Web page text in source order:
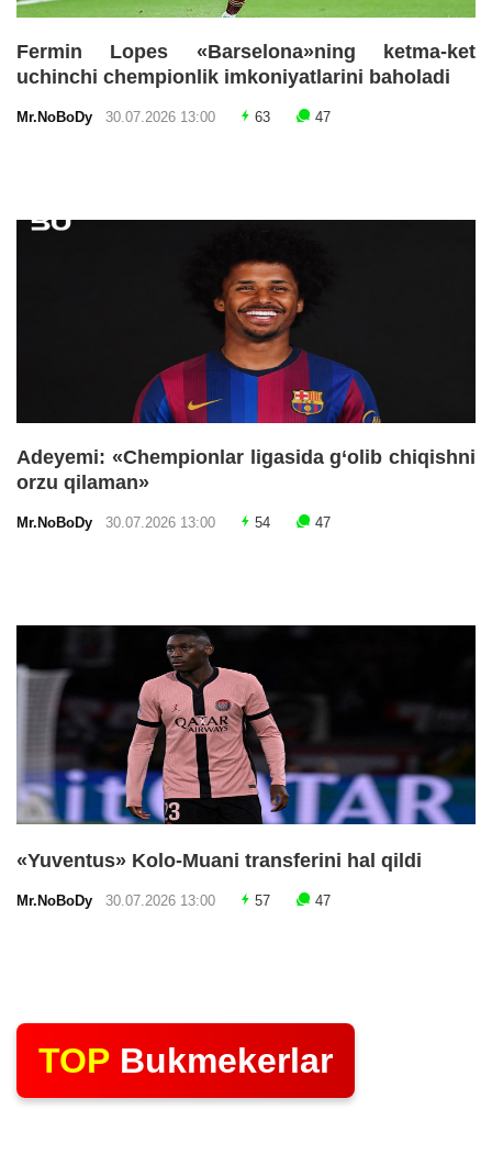
Fermin Lopes «Barselona»ning ketma-ket
uchinchi chempionlik imkoniyatlarini baholadi
Mr.NoBoDy 30.07.2026 13:00 63 47
Adeyemi: «Chempionlar ligasida g‘olib chiqishni
orzu qilaman»
Mr.NoBoDy 30.07.2026 13:00 54 47
«Yuventus» Kolo-Muani transferini hal qildi
Mr.NoBoDy 30.07.2026 13:00 57 47
TOP Bukmekerlar